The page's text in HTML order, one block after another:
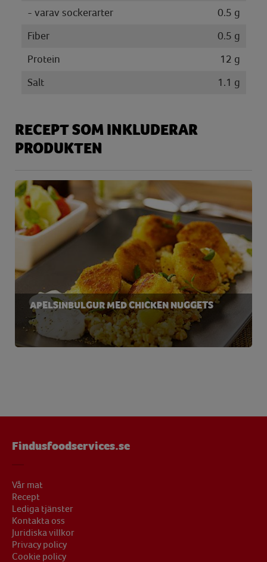
- varav sockerarter
0.5 g
Fiber
0.5 g
Protein
12 g
Salt
1.1 g
RECEPT SOM INKLUDERAR
PRODUKTEN
APELSINBULGUR MED CHICKEN NUGGETS
Findusfoodservices.se
Vår mat
Recept
Lediga tjänster
Kontakta oss
Juridiska villkor
Privacy policy
Cookie policy